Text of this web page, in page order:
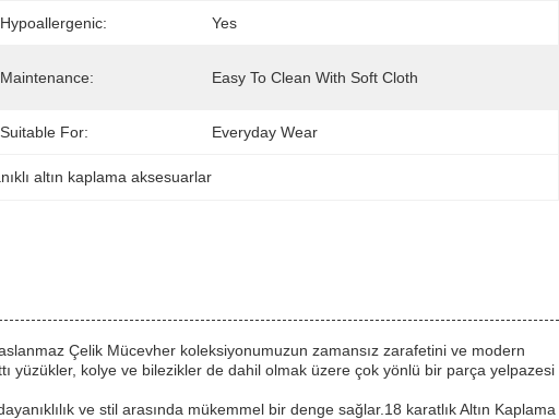
Hypoallergenic: Yes
Maintenance: Easy To Clean With Soft Cloth
Suitable For: Everyday Wear
altın kaplama aksesuarlar
Çelik Mücevher koleksiyonumuzun zamansız zarafetini ve modern
yüzükler, kolye ve bilezikler de dahil olmak üzere çok yönlü bir parça yelpazesi
ve stil arasında mükemmel bir denge sağlar.18 karatlık Altın Kaplama